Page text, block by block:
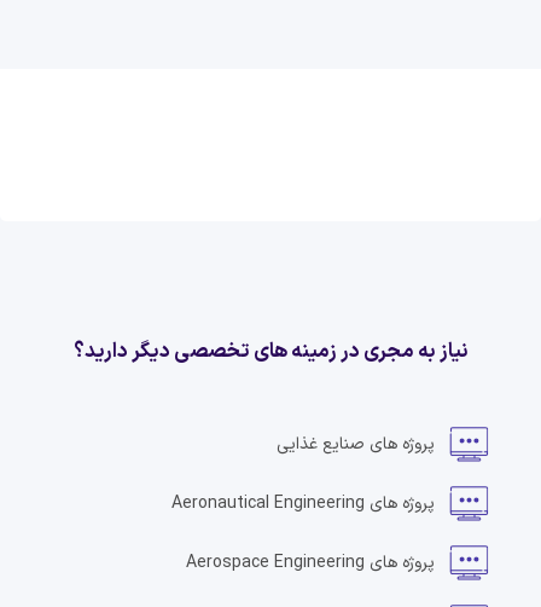
نیاز به مجری در زمینه های تخصصی دیگر دارید؟
پروژه های صنایع غذایی
پروژه های Aeronautical Engineering
پروژه های Aerospace Engineering